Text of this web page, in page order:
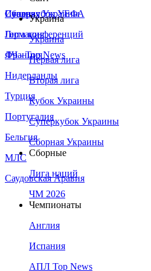
Сборная Украины
Италия
Германия
Франция
Нидерланды
Турция
Португалия
Бельгия
МЛС
Саудовская Аравия
Суперкубок УЕФА
Лига конференций
ЛЧ - Top News
Украина
Украина
Первая лига
Вторая лига
Кубок Украины
Суперкубок Украины
Сборная Украины
Сборные
Лига наций
ЧМ 2026
Чемпионаты
Англия
Испания
АПЛ Top News